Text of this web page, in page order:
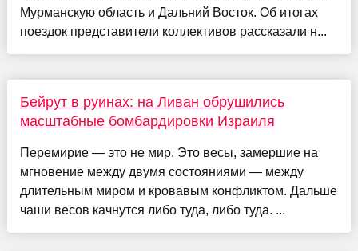
Мурманскую область и Дальний Восток. Об итогах
поездок представители коллективов рассказали н...
Бейрут в руинах: на Ливан обрушились
масштабные бомбардировки Израиля
Перемирие — это не мир. Это весы, замершие на
мгновение между двумя состояниями — между
длительным миром и кровавым конфликтом. Дальше
чаши весов качнутся либо туда, либо туда. ...